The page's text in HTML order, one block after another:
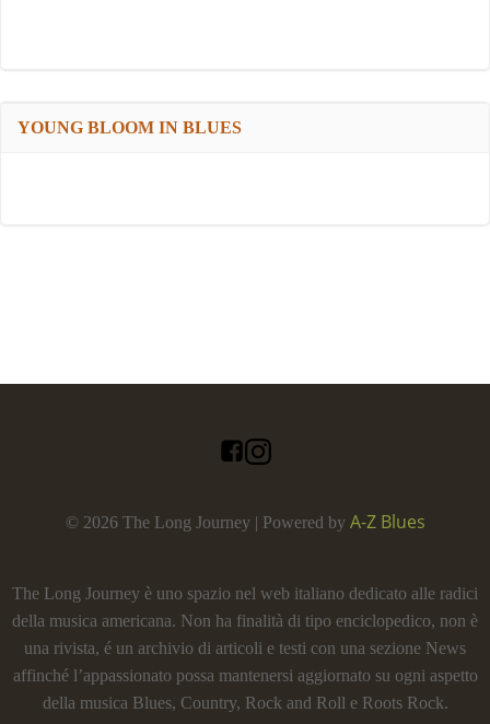
YOUNG BLOOM IN BLUES
© 2026 The Long Journey | Powered by A-Z Blues
The Long Journey è uno spazio nel web italiano dedicato alle radici
della musica americana. Non ha finalità di tipo enciclopedico, non è
una rivista, é un archivio di articoli e testi con una sezione News
affinché l’appassionato possa mantenersi aggiornato su ogni aspetto
della musica Blues, Country, Rock and Roll e Roots Rock.